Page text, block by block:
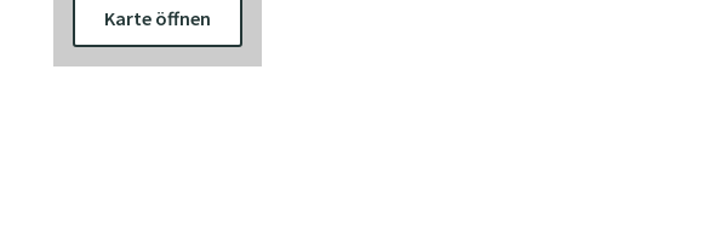
Karte öffnen